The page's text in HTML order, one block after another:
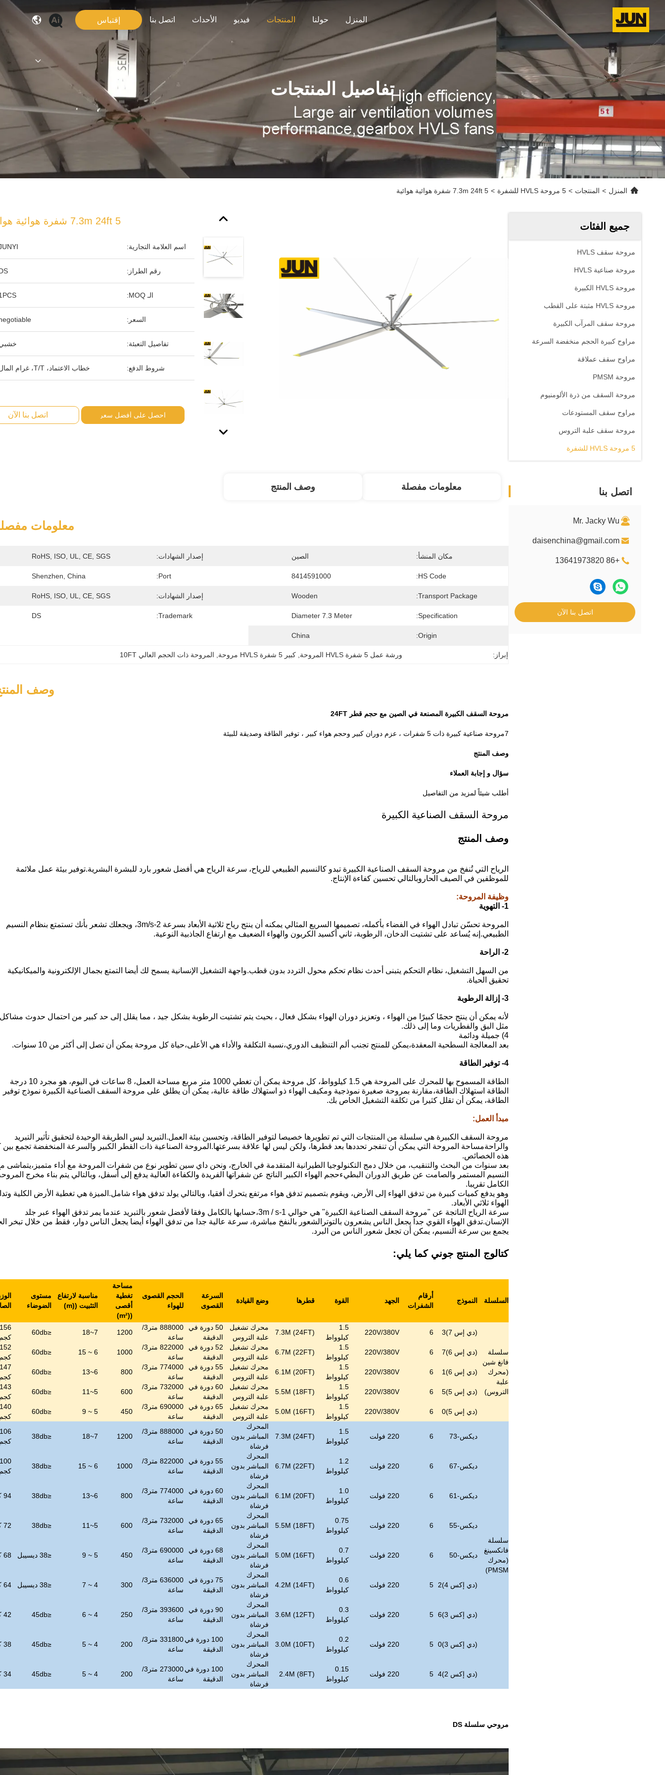
المنزل حولنا المنتجات فيديو الأحداث اتصل بنا إقتباس
تفاصيل المنتجات
المنزل > المنتجات > 5 مروحة HVLS للشفرة > 7.3m 24ft 5 شفرة هوائية هوائية
جميع الفئات
مروحة سقف HVLS
مروحة صناعية HVLS
مروحة HVLS الكبيرة
مروحة HVLS مثبتة على القطب
مروحة سقف المرآب الكبيرة
مراوح كبيرة الحجم منخفضة السرعة
مراوح سقف عملاقة
مروحة PMSM
مروحة السقف من ذرة الألومنيوم
مراوح سقف المستودعات
مروحة سقف علبة التروس
5 مروحة HVLS للشفرة
اتصل بنا
Mr. Jacky Wu
daisenchina@gmail.com
+86 13641973820
اتصل بنا الآن
7.3m 24ft 5 شفرة هوائية هوائية
اسم العلامة التجارية:
رقم الطراز:
الـ MOQ: 1PCS
السعر:
تفاصيل التعبئة:
شروط الدفع: خطاب الاعتماد، T/T، غرام المال
احصل على أفضل سعر اتصل بنا الآن
معلومات مفصلة وصف المنتج
معلومات
مكان المنشأ: الصين إصدار الشهادات: RoHS, ISO, UL, CE, SGS
HS Code:
8414591000
Port:
Shenzhen, China
Transport Package:
Wooden إصدار الشهادات: RoHS, ISO, UL, CE, SGS
Specification:
Diameter 7.3 Meter
Trademark:
DS
Origin:
China
إبراز: ورشة عمل 5 شفرة HVLS المروحة كبير 5 شفرة HVLS مروحة المروحة ذات الحجم العالي 10FT
وصف
مروحة السقف الكبيرة المصنعة في الصين مع حجم قطر 24FT
7مروحة صناعية كبيرة ذات 5 شفرات ، عزم دوران كبير وحجم هواء كبير ، توفير الطاقة وصديقة للبيئة
وصف المنتج
سؤال و إجابة العملاء
أطلب شيئاً لمزيد من التفاصيل
مروحة السقف الصناعية الكبيرة
وصف المنتج
الرياح التي تُنفخ من مروحة السقف الصناعية الكبيرة تبدو كالنسيم الطبيعي للرياح، سرعة الرياح هي أفضل شعور بارد للبشرة البشرية.توفير بيئة عمل ملائمة
للموظفين في الصيف الحاروبالتالي تحسين كفاءة الإنتاج.
وظيفة المروحة:
1- التهوية
المروحة تحسّن تبادل الهواء في الفضاء بأكمله، تصميمها السريع المثالي يمكنه أن ينتج رياح ثلاثية الأبعاد بسرعة 2-3m/s، ويجعلك تشعر بأنك تستمتع بنظام النسيم
الطبيعي.إنه يُساعد على تشتيت الدخان، الرطوبة، ثاني أكسيد الكربون والهواء الضعيف مع ارتفاع الجاذبية النوعية.
2- الراحة
من السهل التشغيل، نظام التحكم يتبنى أحدث نظام تحكم محول التردد بدون قطب.واجهة التشغيل الإنسانية يسمح لك أيضا التمتع بجمال الإلكترونية والميكانيكية
تحقيق الحياة.
3- إزالة الرطوبة
لأنه يمكن أن ينتج حجمًا كبيرًا من الهواء ، وتعزيز دوران الهواء بشكل فعال ، بحيث يتم تشتيت الرطوبة بشكل جيد ، مما يقلل إلى حد كبير من احتمال حدوث مشاكل
مثل البق والفطريات وما إلى ذلك.
4) جميلة ودائمة
بعد المعالجة السطحية المعقدة،يمكن للمنتج تجنب ألم التنظيف الدوري،نسبة التكلفة والأداء هي الأعلى،حياة كل مروحة يمكن أن تصل إلى أكثر من 10 سنوات.
4- توفير الطاقة
الطاقة المسموح بها للمحرك على المروحة هي 1.5 كيلوواط، كل مروحة يمكن أن تغطي 1000 متر مربع مساحة العمل، 8 ساعات في اليوم، هو مجرد 10 درجة
الطاقة استهلاك الطاقة،مقارنة بمروحة صغيرة نموذجية ومكيف الهواء ذو استهلاك طاقة عالية، يمكن أن يطلق على مروحة السقف الصناعية الكبيرة نموذج توفير
الطاقة، يمكن أن تقلل كثيرا من تكلفة التشغيل الخاص بك.
مبدأ العمل:
مروحة السقف الكبيرة هي سلسلة من المنتجات التي تم تطويرها خصيصا لتوفير الطاقة، وتحسين بيئة العمل.التبريد ليس الطريقة الوحيدة لتحقيق تأثير التبريد
والراحةمساحة المروحة التي يمكن أن تنفجر تحددها بعد قطرها، ولكن ليس لها علاقة بسرعتها.المروحة الصناعية ذات القطر الكبير والسرعة المنخفضة تجمع
هذه الخصائص.
بعد سنوات من البحث والتنقيب، من خلال دمج التكنولوجيا الطيرانية المتقدمة في الخارج، ونحن داي سين تطوير نوع من شفرات المروحة مع أداء متميز،يتماشى
النسيم المستمر والصامت عن طريق الدوران البطيءحجم الهواء الكبير الناتج عن شفراتها الفريدة والكفاءة العالية يدفع إلى أسفل، وبالتالي يتم بناء مخرج
الكامل تقريبا.
وهو يدفع كميات كبيرة من تدفق الهواء إلى الأرض، ويقوم بتصميم تدفق هواء مرتفع يتحرك أفقيا، وبالتالي يولد تدفق هواء شامل.الميزة هي تغطية الأرض الكلية
الهواء ثلاثي الأبعاد.
سرعة الرياح الناتجة عن "مروحة السقف الصناعية الكبيرة" هي حوالي 1-3m / s،حسابها بالكامل وفقا لأفضل شعور بالتبريد عندما يمر تدفق الهواء عبر جلد
الإنسان.تدفق الهواء القوي جداً يجعل الناس يشعرون بالتوترالشعور بالنفخ مباشرة، سرعة عالية جدا من تدفق الهواء أيضا يجعل الناس دوار، فقط من خلال تبخر
يجمع بين سرعة النسيم، يمكن أن تجعل شعور الناس من البرد.
كتالوج المنتج جوني كما يلي:
السلسلة النموذج
أرقام
الشفرات
الجهد القوة قطرها وضع القيادة
السرعة
القصوى
الحجم القصوى
للهواء
مساحة
تغطية
أقصى
((m
²
)
مناسبة لارتفاع
التثبيت ((m)
مستوى
الضوضاء
سلسلة
فانغ شين
(محرك
علبة
التروس)
(دي إس 7)3 6
220V/380V
1.5
كيلوواط
7.3M (24FT)
محرك تشغيل
علبة التروس
50 دورة في
الدقيقة
888000 متر3/
ساعة
1200
7~18
≤
60db
156
(دي إس 6)7
6
220V/380V
1.5
كيلوواط
6.7M (22FT)
محرك تشغيل
علبة التروس
52 دورة في
الدقيقة
822000 متر3/
ساعة
1000
6 ~ 15
≤
60db
152
(دي إس 6)1
6
220V/380V
1.5
كيلوواط
6.1M (20FT)
محرك تشغيل
علبة التروس
55 دورة في
الدقيقة
774000 متر3/
ساعة
800
6~13
≤
60db
147
(دي إس 5)5
6
220V/380V
1.5
كيلوواط
5.5M (18FT)
محرك تشغيل
علبة التروس
60 دورة في
الدقيقة
732000 متر3/
ساعة
600
5~11
≤
60db
143
(دي إس 5)0
6
220V/380V
1.5
كيلوواط
5.0M (16FT)
محرك تشغيل
علبة التروس
65 دورة في
الدقيقة
690000 متر3/
ساعة
450
5 ~ 9
≤
60db
140
سلسلة
فانكسينغ
(محرك
PMSM)
ديكس-73 6 220 فولت
1.5
كيلوواط
7.3M (24FT)
المحرك
المباشر بدون
فرشاة
50 دورة في
الدقيقة
888000 متر3/
ساعة
1200
7~18
≤
38db
106
ديكس-67 6 220 فولت
1.2
كيلوواط
6.7M (22FT)
المحرك
المباشر بدون
فرشاة
55 دورة في
الدقيقة
822000 متر3/
ساعة
1000
6 ~ 15
≤
38db
100
ديكس-61 6 220 فولت
1.0
كيلوواط
6.1M (20FT)
المحرك
المباشر بدون
فرشاة
60 دورة في
الدقيقة
774000 متر3/
ساعة
800
6~13
≤
38db 94 كجم
ديكس-55 6 220 فولت
0.75
كيلوواط
5.5M (18FT)
المحرك
المباشر بدون
فرشاة
65 دورة في
الدقيقة
732000 متر3/
ساعة
600
5~11
≤
38db 72 كجم
ديكس-50 6 220 فولت
0.7
كيلوواط
5.0M (16FT)
المحرك
المباشر بدون
فرشاة
68 دورة في
الدقيقة
690000 متر3/
ساعة
450
5 ~ 9
≤38 ديسيبل 68 كجم
(دي إكس 4)2 5 220 فولت
0.6
كيلوواط
4.2M (14FT)
المحرك
المباشر بدون
فرشاة
75 دورة في
الدقيقة
636000 متر3/
ساعة
300
4 ~ 7
≤38 ديسيبل 64 كجم
(دي إكس 3)6 5 220 فولت
0.3
كيلوواط
3.6M (12FT)
المحرك
المباشر بدون
فرشاة
90 دورة في
الدقيقة
393600 متر3/
ساعة
250
4 ~ 6
≤
45db 42 كجم
(دي إكس 3)0 5 220 فولت
0.2
كيلوواط
3.0M (10FT)
المحرك
المباشر بدون
فرشاة
100 دورة في
الدقيقة
331800 متر3/
ساعة
200
4 ~ 5
≤
45db 38 كجم
(دي إكس 2)4 5 220 فولت
0.15
كيلوواط
2.4M (8FT)
المحرك
المباشر بدون
فرشاة
100 دورة في
الدقيقة
273000 متر3/
ساعة
200
4 ~ 5
≤
45db 34 كجم
مروحي سلسلة DS